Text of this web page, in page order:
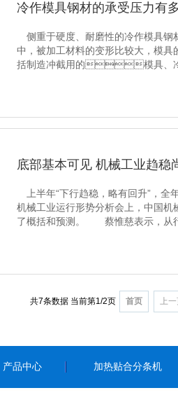
冷作模具钢材的承受压力有
侧重于硬度、耐磨性的冷作模具
中，被加工材料的变形比较大，模
括制造冲截用的模具、冷
底部基本可见 机械工业趋稳
上半年“下行趋稳，略有回升”，全
机械工业运行形势分析会上，中国
了概括和预测。 蔡惟慈表示，从行
共7条数据 当前第1/2页 首页 上
产品中心 加热贴合分条机